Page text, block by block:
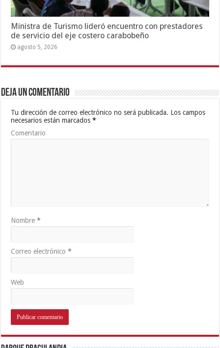
Ministra de Turismo lideró encuentro con prestadores
de servicio del eje costero carabobeño
agosto 5, 2026
Deja un comentario
Tu dirección de correo electrónico no será publicada. Los campos
necesarios están marcados*
Comentario
Nombre*
Correo electrónico*
Web